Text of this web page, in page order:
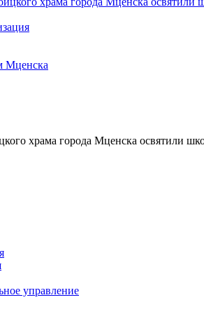
Мценска
храма города Мценска освятили
управление